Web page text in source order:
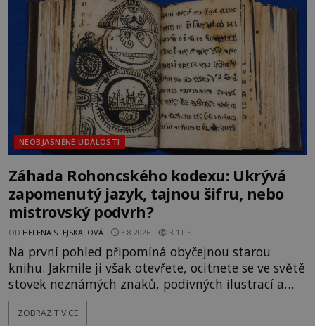
na legendě něco pravdy, nebo jde jen o fascinující
souhru okolností? Když antropolog Michail
Gerasimov (1907-1970) a
NEOBJASNĚNÉ UDÁLOSTI
Záhada Rohoncského kodexu: Ukrývá
zapomenutý jazyk, tajnou šifru, nebo
mistrovský podvrh?
OD HELENA STEJSKALOVÁ 3.8.2026 3.1TIS
Na první pohled připomíná obyčejnou starou
knihu. Jakmile ji však otevřete, ocitnete se ve světě
stovek neznámých znaků, podivných ilustrací a
textu, který už téměř dvě století vzdoruje všem
pokusům o rozluštění. Rohoncský kodex patří mezi
ZOBRAZIT VÍCE